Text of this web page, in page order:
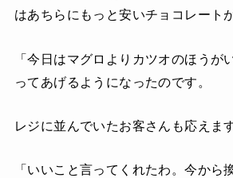
はあちらにもっと安いチョコレート
「今日はマグロよりカツオのほうが
ってあげるようになったのです。
レジに並んでいたお客さんも応えます
「いいこと言ってくれたわ。今から